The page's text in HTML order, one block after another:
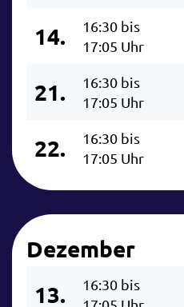
14.
16:30 bis
17:05 Uhr
21.
16:30 bis
17:05 Uhr
22.
16:30 bis
17:05 Uhr
Dezember
13.
16:30 bis